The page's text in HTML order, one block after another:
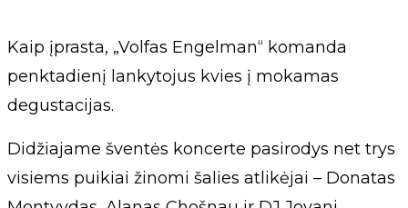
Kaip įprasta, „Volfas Engelman“ komanda
penktadienį lankytojus kvies į mokamas
degustacijas.
Didžiajame šventės koncerte pasirodys net trys
visiems puikiai žinomi šalies atlikėjai – Donatas